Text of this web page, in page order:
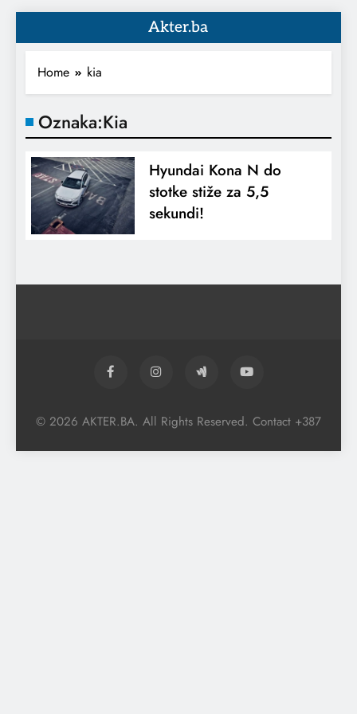
Akter.ba
Home kia
Oznaka:Kia
Hyundai Kona N do
stotke stiže za 5,5
sekundi!
© 2026 AKTER.BA. All Rights Reserved. Contact +387